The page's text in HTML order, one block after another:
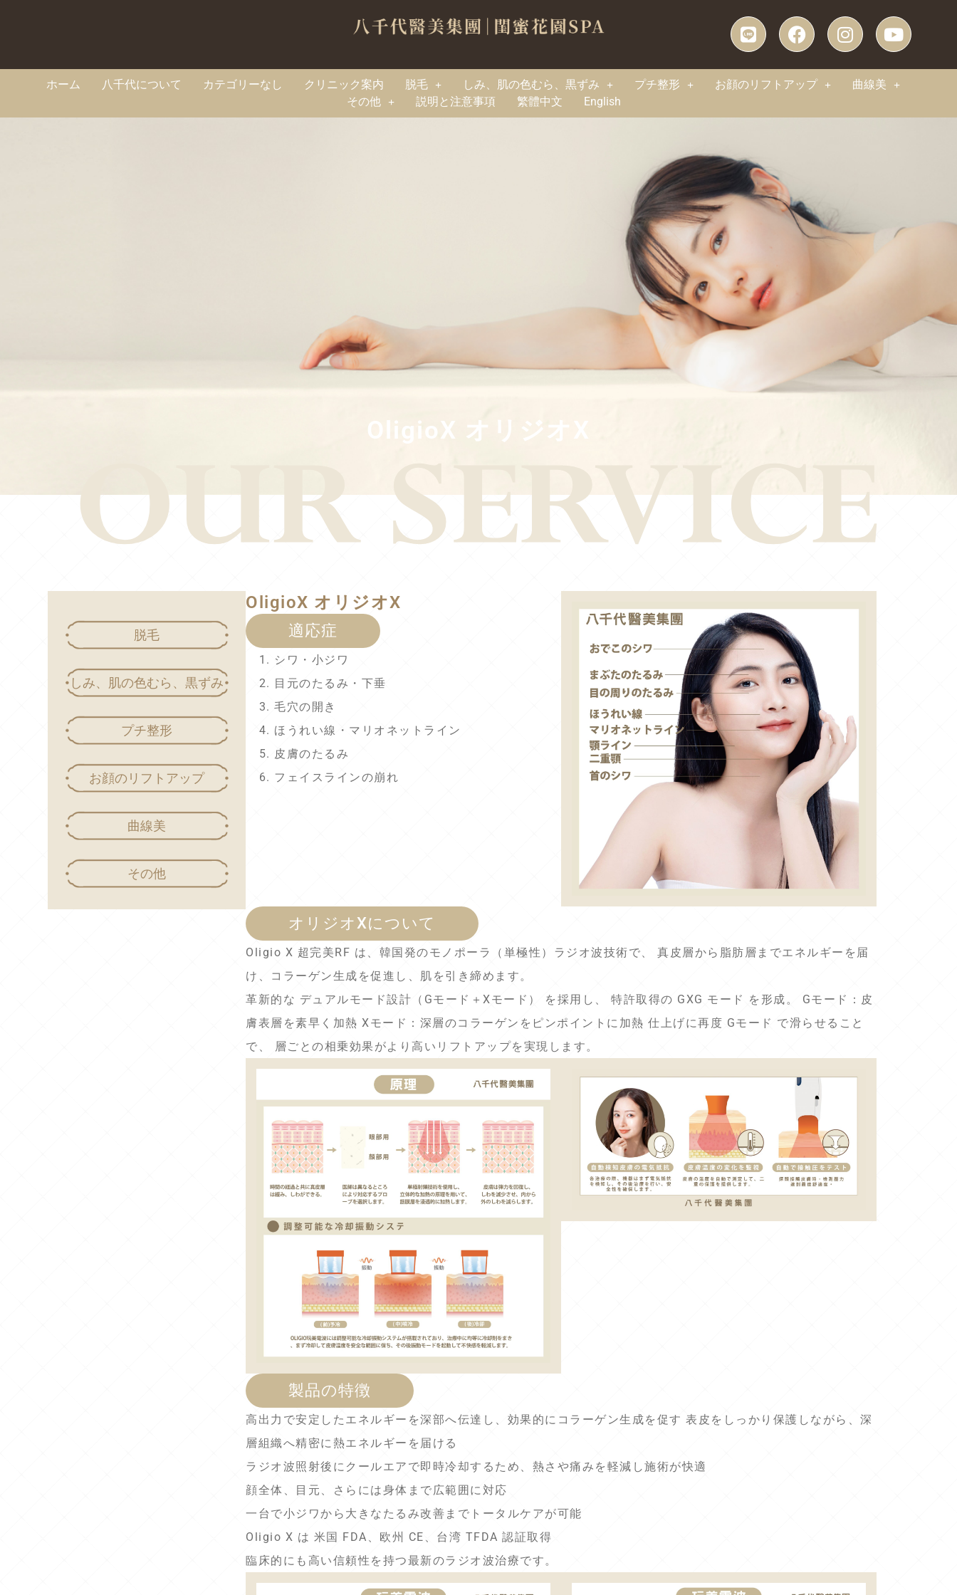
ホーム 八千代について カテゴリーなし クリニック案内 脱毛 しみ、肌の色むら、黒ずみ プチ整形 お顔のリフトアップ
曲線美
その他
説明と注意事項 繁體中文 English
OligioX オリジオX
脱毛
しみ、肌の色むら、黒ずみ
プチ整形
お顔のリフトアップ
曲線美
その他
OligioX オリジオX
適応症
シワ・小ジワ
目元のたるみ・下垂
毛穴の開き
ほうれい線・マリオネットライン
皮膚のたるみ
フェイスラインの崩れ
オリジオXについて
Oligio X 超完美RF は、韓国発のモノポーラ（単極性）ラジオ波技術で、 真皮層から脂肪層までエネルギーを届
け、コラーゲン生成を促進し、肌を引き締めます。
革新的な デュアルモード設計（Gモード＋Xモード） を採用し、 特許取得の GXG モード を形成。 Gモード：皮
膚表層を素早く加熱 Xモード：深層のコラーゲンをピンポイントに加熱 仕上げに再度 Gモード で滑らせること
で、 層ごとの相乗効果がより高いリフトアップを実現します。
製品の特徴
高出力で安定したエネルギーを深部へ伝達し、効果的にコラーゲン生成を促す 表皮をしっかり保護しながら、深
層組織へ精密に熱エネルギーを届ける
ラジオ波照射後にクールエアで即時冷却するため、熱さや痛みを軽減し施術が快適
顔全体、目元、さらには身体まで広範囲に対応
一台で小ジワから大きなたるみ改善までトータルケアが可能
Oligio X は 米国 FDA、欧州 CE、台湾 TFDA 認証取得
臨床的にも高い信頼性を持つ最新のラジオ波治療です。